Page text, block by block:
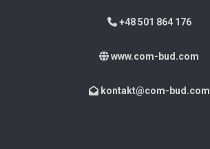
+48 501 864 176
www.com-bud.com
kontakt@com-bud.com